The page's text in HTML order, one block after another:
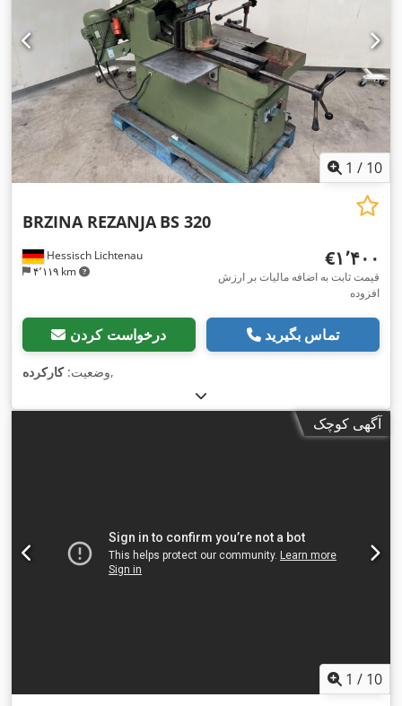
1 / 10
Hessisch Lichtenau
۴٬۱۱۹ km
BRZINA REZANJA BS 320
‎€۱٬۴۰۰
قیمت ثابت به اضافه مالیات بر ارزش
افزوده
درخواست کردن تماس بگیرید
وضعیت:کارکرده ,
آگهی کوچک
1 / 10